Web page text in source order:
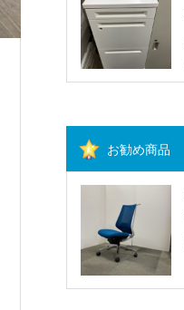
お勧め商品